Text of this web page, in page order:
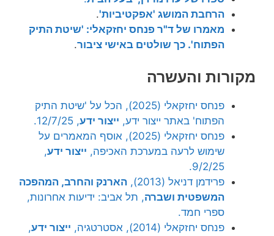
הרחבת המושג 'אפקטיביות'.
מאמרו של ד"ר פנחס יחזקאלי: 'שיטת התיק
הפתוח'. כך שולטים באישי ציבור.
מקורות והעשרה
פנחס יחזקאלי (2025), הכל על 'שיטת התיק
הפתוח' באתר ייצור ידע, ייצור ידע, 12/7/25.
פנחס יחזקאלי (2025), אוסף המאמרים על
שימוש לרעה במערכת האכיפה, ייצור ידע,
9/2/25.
פרידמן דניאל (2013),
הארנק והחרב, המהפכה
המשפטית ושברה, תל אביב: ידיעות אחרונות,
ספרי חמד.
פנחס יחזקאלי (2014), אסטרטגיה,
ייצור ידע,